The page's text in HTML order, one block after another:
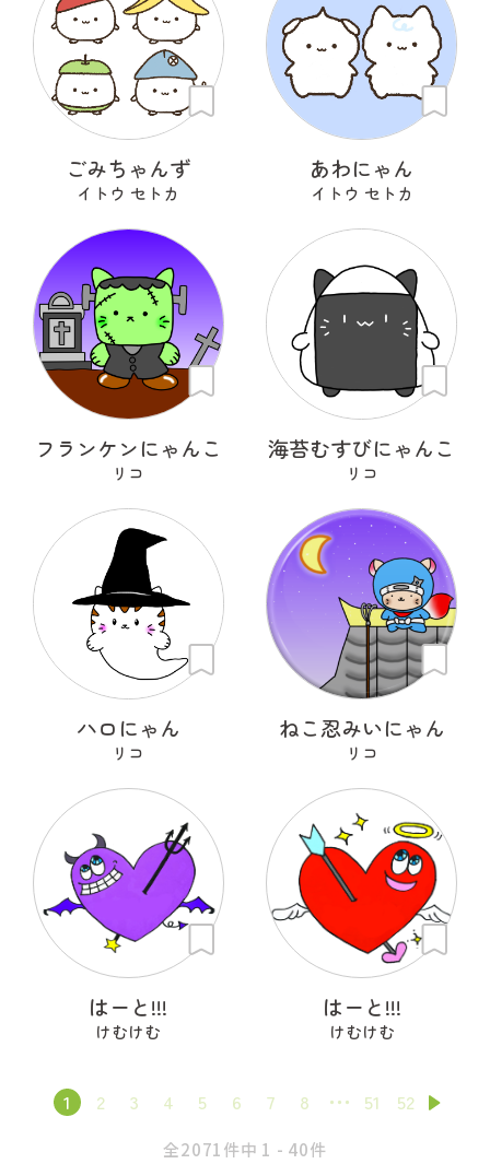
ごみちゃんず
イトウ セトカ
あわにゃん
イトウ セトカ
フランケンにゃんこ
リコ
海苔むすびにゃんこ
リコ
ハロにゃん
リコ
ねこ忍みいにゃん
リコ
はーと!!!
けむけむ
はーと!!!
けむけむ
1 2 3 4 5 6 7 8 51 52
全2071件中 1 - 40件